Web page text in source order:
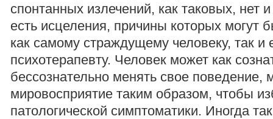
спонтанных излечений, как таковых, нет
есть исцеления, причины которых могут
как самому страждущему человеку, так и
психотерапевту. Человек может как
бессознательно менять свое
мировосприятие таким образом, чтобы
патологической симптоматики. Иногда